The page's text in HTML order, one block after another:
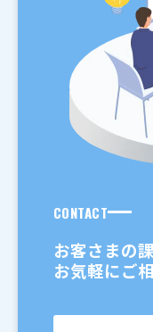
CONTACT
お客さまの
お気軽にご